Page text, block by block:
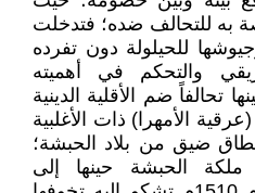
به للتحالف ضده؛ فتدخلت
للحيلولة دون تفرده
والتحكم في أهميته
تحالفاً ضم الأقلية الدينية
الأمهرا) ذات الأغلبية
ضيق من بلاد الحبشة؛
الحبشة حينها إلى